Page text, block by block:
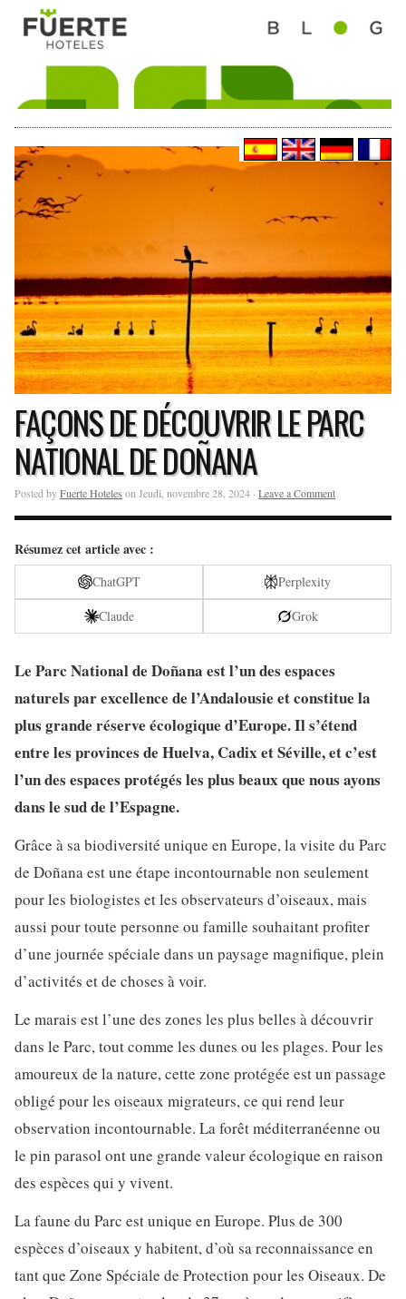
FAÇONS DE DÉCOUVRIR LE PARC
NATIONAL DE DOÑANA
Posted byFuerte Hoteles on Jeudi, novembre 28, 2024 · Leave a Comment
Résumez cet article avec :
ChatGPT
Perplexity
Claude
Grok
Le Parc National de Doñana est l’un des espaces
naturels par excellence de l’Andalousie et constitue la
plus grande réserve écologique d’Europe. Il s’étend
entre les provinces de Huelva, Cadix et Séville, et c’est
l’un des espaces protégés les plus beaux que nous ayons
dans le sud de l’Espagne.
Grâce à sa biodiversité unique en Europe, la visite du Parc
de Doñana est une étape incontournable non seulement
pour les biologistes et les observateurs d’oiseaux, mais
aussi pour toute personne ou famille souhaitant profiter
d’une journée spéciale dans un paysage magnifique, plein
d’activités et de choses à voir.
Le marais est l’une des zones les plus belles à découvrir
dans le Parc, tout comme les dunes ou les plages. Pour les
amoureux de la nature, cette zone protégée est un passage
obligé pour les oiseaux migrateurs, ce qui rend leur
observation incontournable. La forêt méditerranéenne ou
le pin parasol ont une grande valeur écologique en raison
des espèces qui y vivent.
La faune du Parc est unique en Europe. Plus de 300
espèces d’oiseaux y habitent, d’où sa reconnaissance en
tant que Zone Spéciale de Protection pour les Oiseaux. De